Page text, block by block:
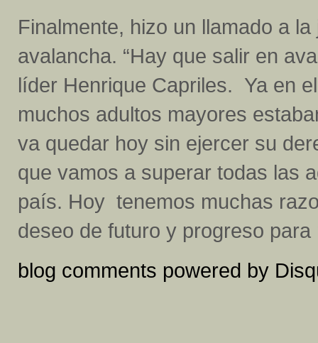
Finalmente, hizo un llamado a
avalancha. “Hay que salir en
líder Henrique Capriles. Ya en
muchos adultos mayores
va quedar hoy sin ejercer su
que vamos a superar todas las
país. Hoy tenemos muchas
deseo de futuro y progreso
blog comments powered by